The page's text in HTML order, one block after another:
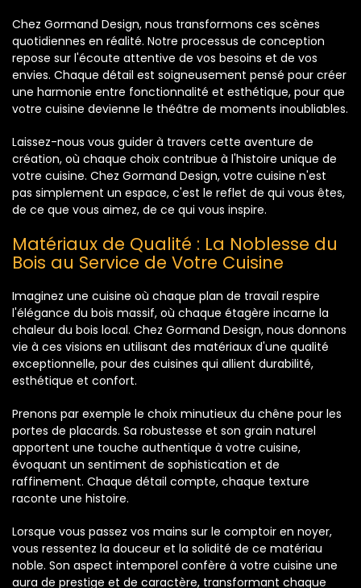
Chez Gormand Design, nous transformons ces scènes
quotidiennes en réalité. Notre processus de conception
repose sur l'écoute attentive de vos besoins et de vos
envies. Chaque détail est soigneusement pensé pour créer
une harmonie entre fonctionnalité et esthétique, pour que
votre cuisine devienne le théâtre de moments inoubliables.
Laissez-nous vous guider à travers cette aventure de
création, où chaque choix contribue à l'histoire unique de
votre cuisine. Chez Gormand Design, votre cuisine n'est
pas simplement un espace, c'est le reflet de qui vous êtes,
de ce que vous aimez, de ce qui vous inspire.
Matériaux de Qualité : La Noblesse du
Bois au Service de Votre Cuisine
Imaginez une cuisine où chaque plan de travail respire
l'élégance du bois massif, où chaque étagère incarne la
chaleur du bois local. Chez Gormand Design, nous donnons
vie à ces visions en utilisant des matériaux d'une qualité
exceptionnelle, pour des cuisines qui allient durabilité,
esthétique et confort.
Prenons par exemple le choix minutieux du chêne pour les
portes de placards. Sa robustesse et son grain naturel
apportent une touche authentique à votre cuisine,
évoquant un sentiment de sophistication et de
raffinement. Chaque détail compte, chaque texture
raconte une histoire.
Lorsque vous passez vos mains sur le comptoir en noyer,
vous ressentez la douceur et la solidité de ce matériau
noble. Son aspect intemporel confère à votre cuisine une
aura de prestige et de caractère, transformant chaque